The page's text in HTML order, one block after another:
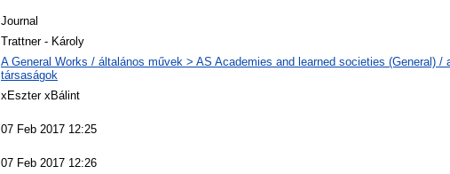
Journal
Trattner - Károly
A General Works / általános művek > AS Academies and learned societies (General) /
társaságok
xEszter xBálint
07 Feb 2017 12:25
07 Feb 2017 12:26